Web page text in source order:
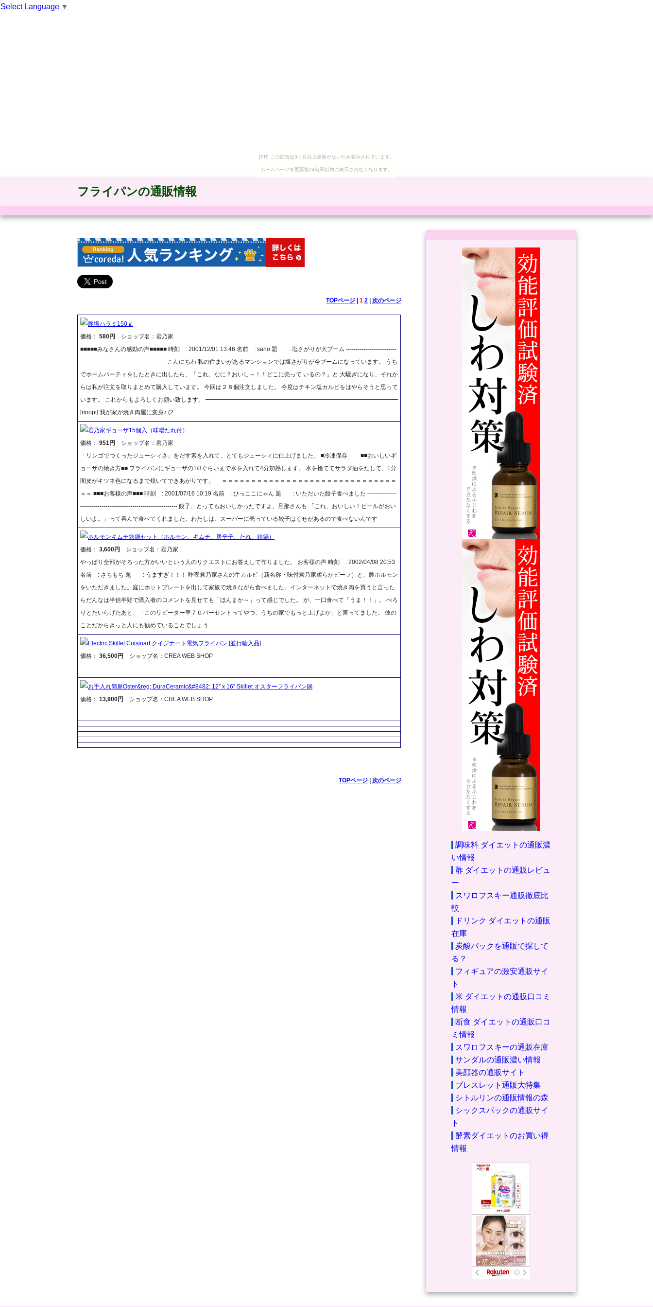
Select Language ▼
[PR] この広告は3ヶ月以上更新がないため表示されています。
ホームページを更新後24時間以内に表示されなくなります。
フライパンの通販情報
TOPページ| 1 2| 次のページ
豚塩ハラミ150ｇ
価格： 580円
ショップ名：君乃家
■■■■■みなさんの感動の声■■■■■ 時刻 : 2001/12/01 13:46 名前 : sano 題 : 塩さがりが大ブーム --------------------------
-------------------------------------------- こんにちわ 私の住まいがあるマンションでは塩さがりが今ブームになっています。 うち
でホームパーティをしたときに出したら、「これ、なに？おいし～！！どこに売って いるの？」と 大騒ぎになり、それか
らは私が注文を取りまとめて購入しています。 今回は２８個注文しました。 今度はチキン塩カルビをはやらそうと思って
います。 これからもよろしくお願い致します。 ━━━━━━━━━━━━━━━━━━━━━━━━━━━━━━━━━
[rinopi] 我が家が焼き肉屋に変身♪ (2
君乃家ギョーザ15個入（味噌たれ付）
価格： 951円
ショップ名：君乃家
「リンゴでつくったジューシィさ」をだす素を入れて、とてもジューシィに仕上げました。 ■冷凍保存 ■■おいしいギ
ョーザの焼き方■■ フライパンにギョーザの1/3ぐらいまで水を入れて4分加熱します。 水を捨ててサラダ油をたして、1分
間皮がキツネ色になるまで焼いてできあがりです。 ＝＝＝＝＝＝＝＝＝＝＝＝＝＝＝＝＝＝＝＝＝＝＝＝＝＝＝＝＝＝
＝＝ ■■■お客様の声■■■ 時刻 : 2001/07/16 10:19 名前 : ひっここにゃん 題 : いただいた餃子食べました ---------------
-------------------------------------------------- 餃子、とってもおいしかったですよ。旦那さんも 「これ、おいしい！ビールがおい
しいよ。」って喜んで食べてくれました。わたしは、スーパーに売っている餃子はくせがあるので食べないんです
ホルモンキムチ鉄鍋セット（ホルモン、キムチ、唐辛子、たれ、鉄鍋）
価格： 3,600円
ショップ名：君乃家
やっぱり全部がそろった方がいいという人のリクエストにお答えして作りました。 お客様の声 時刻 : 2002/04/08 20:53
名前 : さちもち 題 : うますぎ！！！ 昨夜君乃家さんの牛カルビ（新名称・味付君乃家柔らかビーフ）と、豚ホルモン
をいただきました。庭にホットプレートを出して家族で焼きながら食べました。インターネットで焼き肉を買うと言った
らだんなは半信半疑で購入者のコメントを見せても「ほんまか～」って感じでした。 が、一口食べて「うま！！」。 ぺろ
りとたいらげたあと、「このリピーター率７０パーセントってやつ、うちの家でもっと上げよか」と言ってました。 彼の
ことだからきっと人にも勧めていることでしょう
Electric Skillet Cuisinart クイジナート電気フライパン [並行輸入品]
価格： 36,500円 ショップ名：CREA WEB SHOP
お手入れ簡単Oster&reg; DuraCeramic&#8482; 12” x 16” Skillet オスターフライパン鍋
価格： 13,900円 ショップ名：CREA WEB SHOP
TOPページ| 次のページ
調味料 ダイエットの通販濃
い情報
酢 ダイエットの通販レビュ
ー
スワロフスキー通販徹底比
較
ドリンク ダイエットの通販
在庫
炭酸パックを通販で探して
る？
フィギュアの激安通販サイ
ト
米 ダイエットの通販口コミ
情報
断食 ダイエットの通販口コ
ミ情報
スワロフスキーの通販在庫
サンダルの通販濃い情報
美顔器の通販サイト
ブレスレット通販大特集
シトルリンの通販情報の森
シックスパックの通販サイ
ト
酵素ダイエットのお買い得
情報